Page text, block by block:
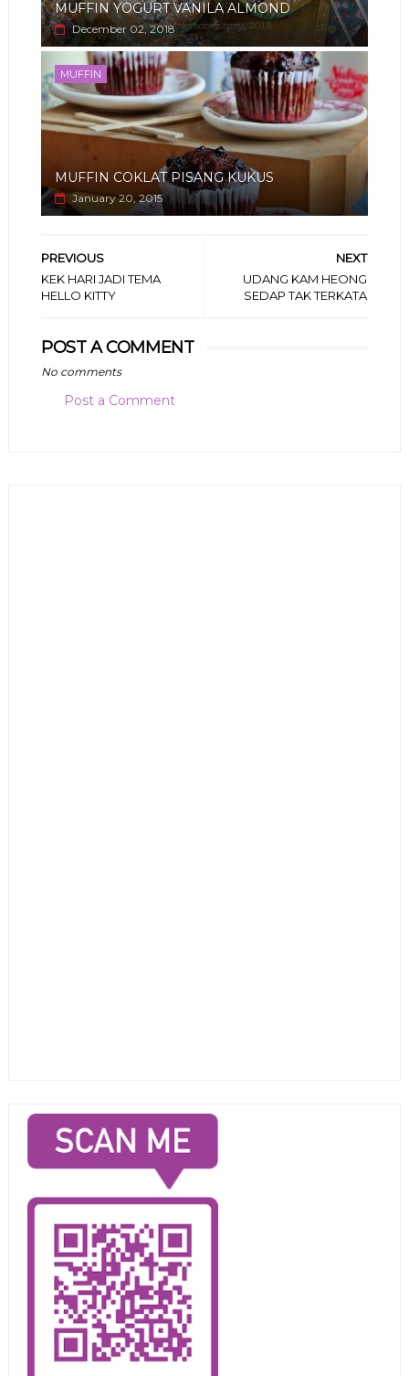
MUFFIN YOGURT VANILA ALMOND
December 02, 2018
MUFFIN
MUFFIN COKLAT PISANG KUKUS
January 20, 2015
NEXT
UDANG KAM HEONG
SEDAP TAK TERKATA
PREVIOUS
KEK HARI JADI TEMA
HELLO KITTY
POST A COMMENT
No comments
Post a Comment